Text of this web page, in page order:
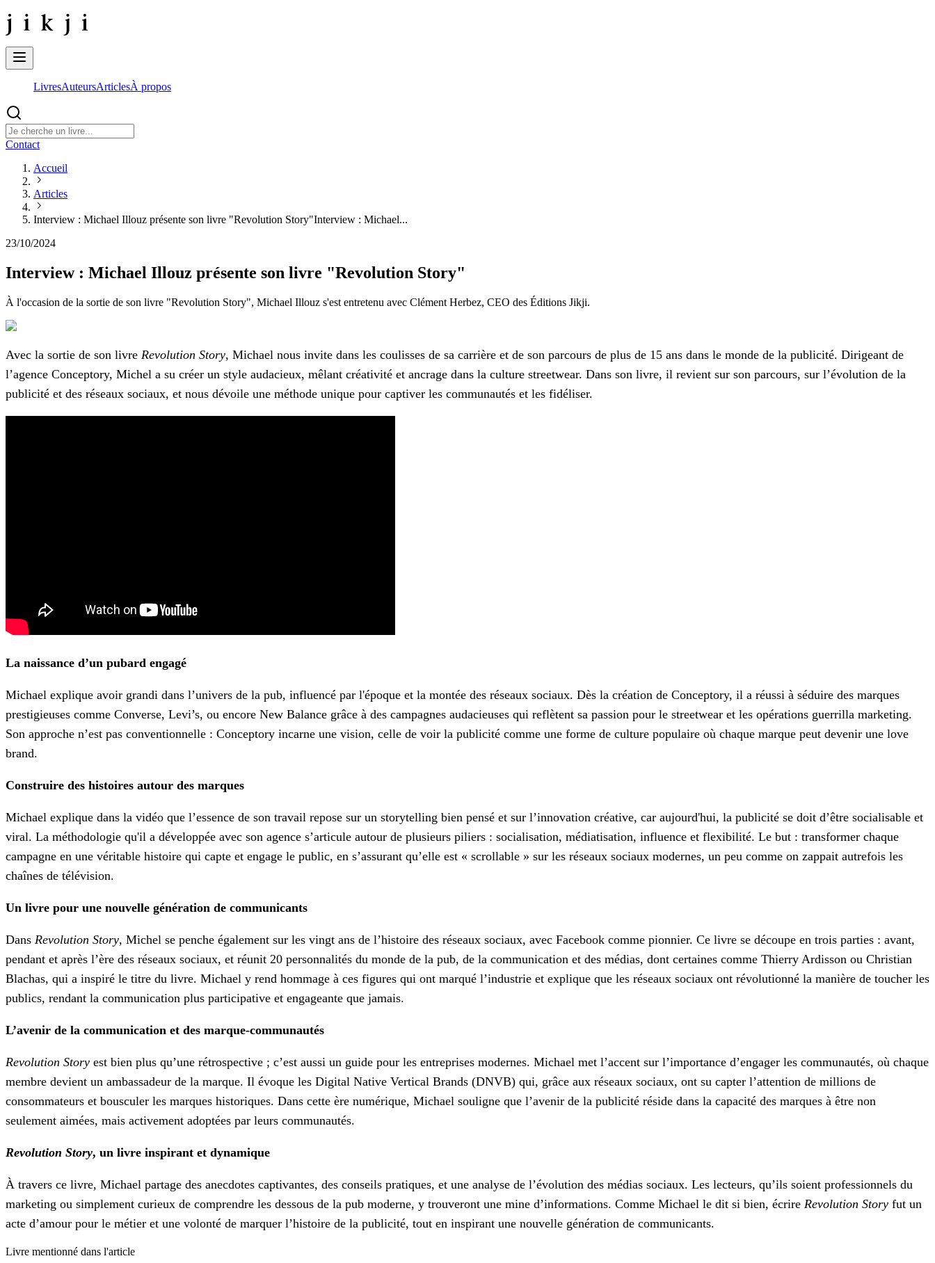
LivresAuteursArticlesÀ propos
Contact
Accueil
Articles
Interview : Michael Illouz présente son livre "Revolution Story"Interview : Michael...
23/10/2024
Interview : Michael Illouz présente son livre "Revolution Story"
À l'occasion de la sortie de son livre "Revolution Story", Michael Illouz s'est entretenu avec Clément Herbez, CEO des Éditions Jikji.
Avec la sortie de son livre Revolution Story, Michael nous invite dans les coulisses de sa carrière et de son parcours de plus de 15 ans dans le monde de la publicité. Dirigeant de
l’agence Conceptory, Michel a su créer un style audacieux, mêlant créativité et ancrage dans la culture streetwear. Dans son livre, il revient sur son parcours, sur l’évolution de la
publicité et des réseaux sociaux, et nous dévoile une méthode unique pour captiver les communautés et les fidéliser.
La naissance d’un pubard engagé
Michael explique avoir grandi dans l’univers de la pub, influencé par l'époque et la montée des réseaux sociaux. Dès la création de Conceptory, il a réussi à séduire des marques
prestigieuses comme Converse, Levi’s, ou encore New Balance grâce à des campagnes audacieuses qui reflètent sa passion pour le streetwear et les opérations guerrilla marketing.
Son approche n’est pas conventionnelle : Conceptory incarne une vision, celle de voir la publicité comme une forme de culture populaire où chaque marque peut devenir une love
brand.
Construire des histoires autour des marques
Michael explique dans la vidéo que l’essence de son travail repose sur un storytelling bien pensé et sur l’innovation créative, car aujourd'hui, la publicité se doit d’être socialisable et
viral. La méthodologie qu'il a développée avec son agence s’articule autour de plusieurs piliers : socialisation, médiatisation, influence et flexibilité. Le but : transformer chaque
campagne en une véritable histoire qui capte et engage le public, en s’assurant qu’elle est « scrollable » sur les réseaux sociaux modernes, un peu comme on zappait autrefois les
chaînes de télévision.
Un livre pour une nouvelle génération de communicants
Dans Revolution Story, Michel se penche également sur les vingt ans de l’histoire des réseaux sociaux, avec Facebook comme pionnier. Ce livre se découpe en trois parties : avant,
pendant et après l’ère des réseaux sociaux, et réunit 20 personnalités du monde de la pub, de la communication et des médias, dont certaines comme Thierry Ardisson ou Christian
Blachas, qui a inspiré le titre du livre. Michael y rend hommage à ces figures qui ont marqué l’industrie et explique que les réseaux sociaux ont révolutionné la manière de toucher les
publics, rendant la communication plus participative et engageante que jamais.
L’avenir de la communication et des marque-communautés
Revolution Story est bien plus qu’une rétrospective ; c’est aussi un guide pour les entreprises modernes. Michael met l’accent sur l’importance d’engager les communautés, où chaque
membre devient un ambassadeur de la marque. Il évoque les Digital Native Vertical Brands (DNVB) qui, grâce aux réseaux sociaux, ont su capter l’attention de millions de
consommateurs et bousculer les marques historiques. Dans cette ère numérique, Michael souligne que l’avenir de la publicité réside dans la capacité des marques à être non
seulement aimées, mais activement adoptées par leurs communautés.
Revolution Story, un livre inspirant et dynamique
À travers ce livre, Michael partage des anecdotes captivantes, des conseils pratiques, et une analyse de l’évolution des médias sociaux. Les lecteurs, qu’ils soient professionnels du
marketing ou simplement curieux de comprendre les dessous de la pub moderne, y trouveront une mine d’informations. Comme Michael le dit si bien, écrire Revolution Story fut un
acte d’amour pour le métier et une volonté de marquer l’histoire de la publicité, tout en inspirant une nouvelle génération de communicants.
Livre mentionné dans l'article